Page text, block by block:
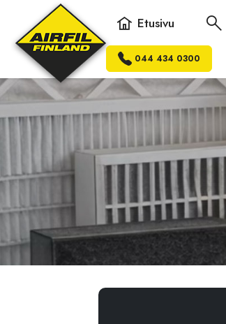
Etusivu
044 434 0300